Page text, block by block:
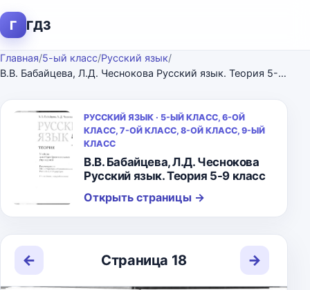
Г ГДЗ
Главная/5-ый класс/Русский язык/
В.В. Бабайцева, Л.Д. Чеснокова Русский язык. Теория 5-9 класс
РУССКИЙ ЯЗЫК · 5-ЫЙ КЛАСС, 6-ОЙ
КЛАСС, 7-ОЙ КЛАСС, 8-ОЙ КЛАСС, 9-ЫЙ
КЛАСС
В.В. Бабайцева, Л.Д. Чеснокова
Русский язык. Теория 5-9 класс
Открыть страницы →
← Страница 18 →